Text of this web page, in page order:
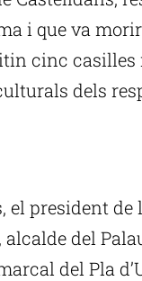
i que va
cinc casilles
dels
el president de
del
del Pla